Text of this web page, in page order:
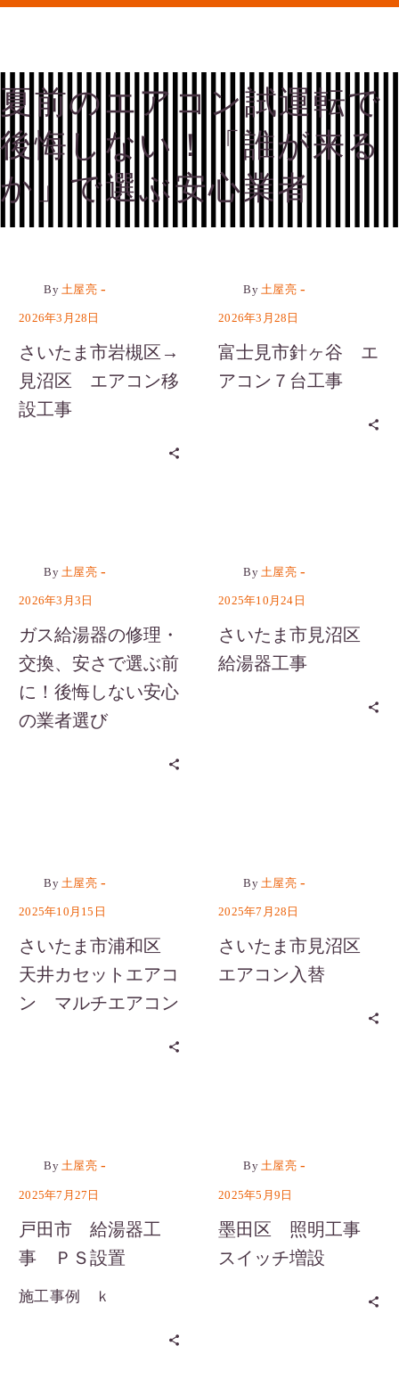
夏前のエアコン試運転で
後悔しない！「誰が来る
か」で選ぶ安心業者
By 土屋亮-
2026年3月28日
さいたま市岩槻区→
見沼区 エアコン移
設工事
By 土屋亮-
2026年3月28日
富士見市針ヶ谷 エ
アコン７台工事
By 土屋亮-
2026年3月3日
ガス給湯器の修理・
交換、安さで選ぶ前
に！後悔しない安心
の業者選び
By 土屋亮-
2025年10月24日
さいたま市見沼区
給湯器工事
By 土屋亮-
2025年10月15日
さいたま市浦和区
天井カセットエアコ
ン マルチエアコン
By 土屋亮-
2025年7月28日
さいたま市見沼区
エアコン入替
By 土屋亮-
2025年7月27日
戸田市 給湯器工
事 ＰＳ設置
施工事例 ｋ
By 土屋亮-
2025年5月9日
墨田区 照明工事
スイッチ増設